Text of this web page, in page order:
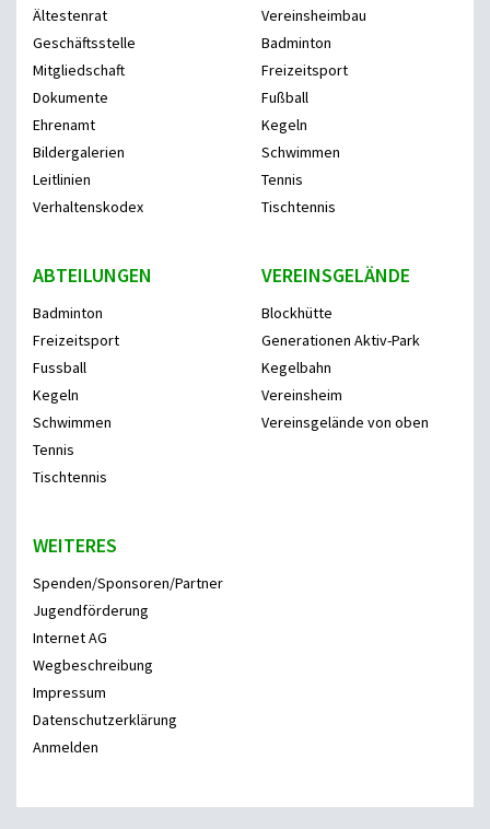
Ältestenrat
Geschäftsstelle
Mitgliedschaft
Dokumente
Ehrenamt
Bildergalerien
Leitlinien
Verhaltenskodex
Vereinsheimbau
Badminton
Freizeitsport
Fußball
Kegeln
Schwimmen
Tennis
Tischtennis
ABTEILUNGEN
Badminton
Freizeitsport
Fussball
Kegeln
Schwimmen
Tennis
Tischtennis
VEREINSGELÄNDE
Blockhütte
Generationen Aktiv-Park
Kegelbahn
Vereinsheim
Vereinsgelände von oben
WEITERES
Spenden/Sponsoren/Partner
Jugendförderung
Internet AG
Wegbeschreibung
Impressum
Datenschutzerklärung
Anmelden